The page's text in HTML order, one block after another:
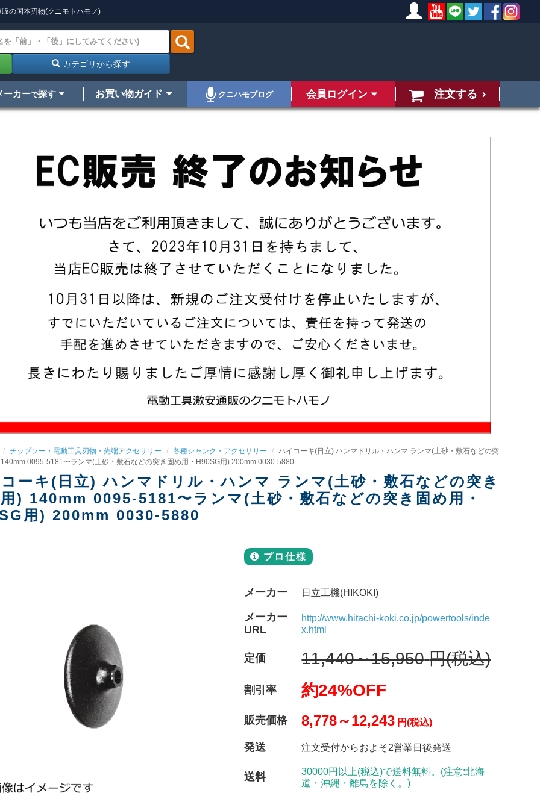
の国本刃物(クニモトハモノ)
カテゴリから探す
ーカーで探す お買い物ガイド クニハモブログ 会員ログイン 注文する
チップソー・電動工具刃物・先端アクセサリー 各種シャンク・アクセサリー
ハイコーキ(日立) ハンマドリル・ハンマ ランマ(土砂・敷石などの突
140mm 0095-5181〜ランマ(土砂・敷石などの突き固め用・H90SG用) 200mm 0030-5880
ーキ(日立) ハンマドリル・ハンマ ランマ(土砂・敷石などの突き
) 140mm 0095-5181〜ランマ(土砂・敷石などの突き固め用・
用) 200mm 0030-5880
プロ仕様
メーカー 日立工機(HIKOKI)
メーカー
URL
http://www.hitachi-koki.co.jp/powertools/inde
x.html
定価 11,440～15,950 円(税込)
割引率 約24%OFF
販売価格 8,778～12,243 円(税込)
発送 注文受付からおよそ2営業日後発送
送料
30000円以上(税込)で送料無料。(注意:北海
道・沖縄・離島を除く。)